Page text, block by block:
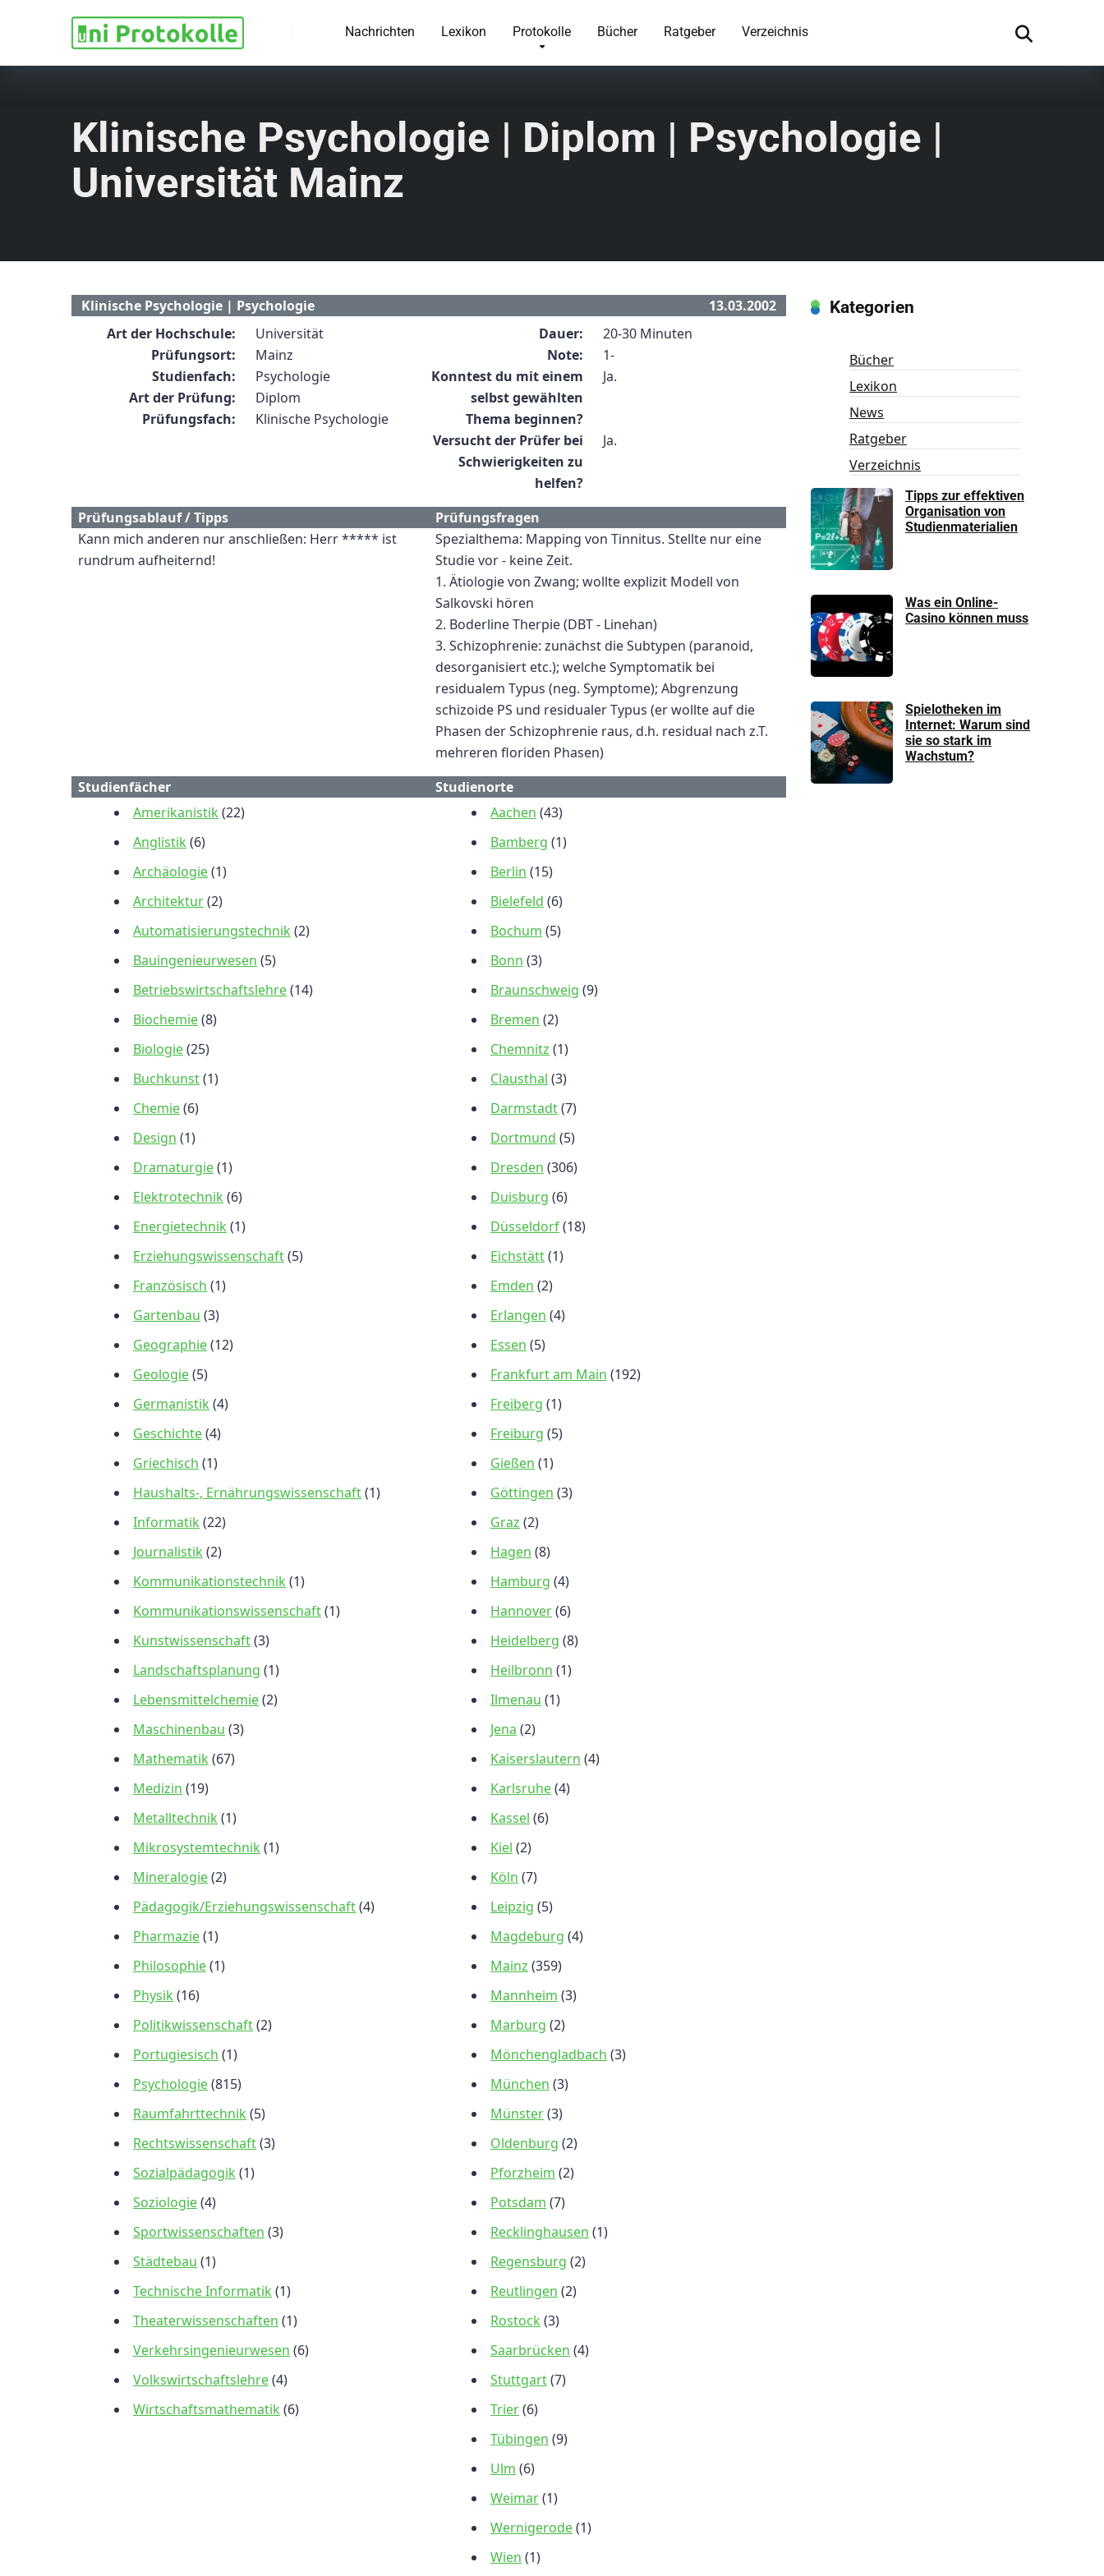
Nachrichten Lexikon Protokolle Bücher Ratgeber Verzeichnis
Klinische Psychologie | Diplom | Psychologie |
Universität Mainz
Klinische Psychologie | Psychologie
13.03.2002
Art der Hochschule:
Universität
Prüfungsort:
Mainz
Studienfach:
Psychologie
Art der Prüfung:
Diplom
Prüfungsfach:
Klinische Psychologie
Dauer:
20-30 Minuten
Note:
1-
Konntest du mit einem
selbst gewählten
Thema beginnen?
Ja.
Versucht der Prüfer bei
Schwierigkeiten zu
helfen?
Ja.
Prüfungsablauf / Tipps
Kann mich anderen nur anschließen: Herr ***** ist
rundrum aufheiternd!
Prüfungsfragen
Spezialthema: Mapping von Tinnitus. Stellte nur eine
Studie vor - keine Zeit.
1. Ätiologie von Zwang; wollte explizit Modell von
Salkovski hören
2. Boderline Therpie (DBT - Linehan)
3. Schizophrenie: zunächst die Subtypen (paranoid,
desorganisiert etc.); welche Symptomatik bei
residualem Typus (neg. Symptome); Abgrenzung
schizoide PS und residualer Typus (er wollte auf die
Phasen der Schizophrenie raus, d.h. residual nach z.T.
mehreren floriden Phasen)
Studienfächer
Amerikanistik (22)
Anglistik (6)
Archäologie(1)
Architektur(2)
Automatisierungstechnik (2)
Bauingenieurwesen (5)
Betriebswirtschaftslehre(14)
Biochemie(8)
Biologie(25)
Buchkunst(1)
Chemie(6)
Design (1)
Dramaturgie(1)
Elektrotechnik (6)
Energietechnik (1)
Erziehungswissenschaft(5)
Französisch (1)
Gartenbau (3)
Geographie(12)
Geologie(5)
Germanistik (4)
Geschichte(4)
Griechisch (1)
Haushalts-, Ernährungswissenschaft(1)
Informatik (22)
Journalistik (2)
Kommunikationstechnik (1)
Kommunikationswissenschaft(1)
Kunstwissenschaft(3)
Landschaftsplanung (1)
Lebensmittelchemie(2)
Maschinenbau (3)
Mathematik (67)
Medizin (19)
Metalltechnik (1)
Mikrosystemtechnik (1)
Mineralogie(2)
Pädagogik/Erziehungswissenschaft(4)
Pharmazie(1)
Philosophie(1)
Physik (16)
Politikwissenschaft(2)
Portugiesisch (1)
Psychologie(815)
Raumfahrttechnik (5)
Rechtswissenschaft(3)
Sozialpädagogik (1)
Soziologie(4)
Sportwissenschaften (3)
Städtebau (1)
Technische Informatik (1)
Theaterwissenschaften (1)
Verkehrsingenieurwesen (6)
Volkswirtschaftslehre(4)
Wirtschaftsmathematik (6)
Studienorte
Aachen (43)
Bamberg (1)
Berlin (15)
Bielefeld (6)
Bochum (5)
Bonn (3)
Braunschweig (9)
Bremen (2)
Chemnitz (1)
Clausthal (3)
Darmstadt(7)
Dortmund (5)
Dresden (306)
Duisburg (6)
Düsseldorf(18)
Eichstätt(1)
Emden (2)
Erlangen (4)
Essen (5)
Frankfurt am Main (192)
Freiberg (1)
Freiburg (5)
Gießen (1)
Göttingen (3)
Graz (2)
Hagen (8)
Hamburg (4)
Hannover(6)
Heidelberg (8)
Heilbronn (1)
Ilmenau (1)
Jena (2)
Kaiserslautern (4)
Karlsruhe(4)
Kassel (6)
Kiel (2)
Köln (7)
Leipzig (5)
Magdeburg (4)
Mainz (359)
Mannheim (3)
Marburg (2)
Mönchengladbach (3)
München (3)
Münster(3)
Oldenburg (2)
Pforzheim (2)
Potsdam (7)
Recklinghausen (1)
Regensburg (2)
Reutlingen (2)
Rostock (3)
Saarbrücken (4)
Stuttgart(7)
Trier(6)
Tübingen (9)
Ulm (6)
Weimar(1)
Wernigerode(1)
Wien (1)
Kategorien
Bücher
Lexikon
News
Ratgeber
Verzeichnis
Tipps zur effektiven
Organisation von
Studienmaterialien
Was ein Online-
Casino können muss
Spielotheken im
Internet: Warum sind
sie so stark im
Wachstum?